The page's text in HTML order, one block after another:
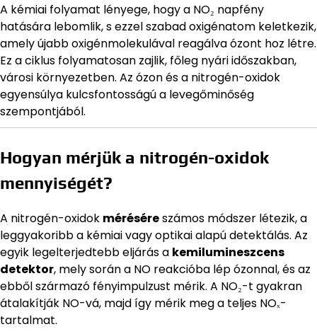
A kémiai folyamat lényege, hogy a NO₂ napfény
hatására lebomlik, s ezzel szabad oxigénatom keletkezik,
amely újabb oxigénmolekulával reagálva ózont hoz létre.
Ez a ciklus folyamatosan zajlik, főleg nyári időszakban,
városi környezetben. Az ózon és a nitrogén-oxidok
egyensúlya kulcsfontosságú a levegőminőség
szempontjából.
Hogyan mérjük a nitrogén-oxidok
mennyiségét?
A nitrogén-oxidok méréséreszámos módszer létezik, a
leggyakoribb a kémiai vagy optikai alapú detektálás. Az
egyik legelterjedtebb eljárás a kemilumineszcens
detektor, mely során a NO reakcióba lép ózonnal, és az
ebből származó fényimpulzust mérik. A NO₂-t gyakran
átalakítják NO-vá, majd így mérik meg a teljes NOₓ-
tartalmat.